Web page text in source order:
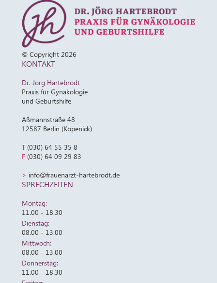
© Copyright 2026
KONTAKT
Dr. Jörg Hartebrodt
Praxis für Gynäkologie
und Geburtshilfe
Aßmannstraße 48
12587 Berlin (Köpenick)
T (030) 64 55 35 8
F (030) 64 09 29 83
> info@frauenarzt-hartebrodt.de
SPRECHZEITEN
Montag:
11.00 - 18.30
Dienstag:
08.00 - 13.00
Mittwoch:
08.00 - 13.00
Donnerstag:
11.00 - 18.30